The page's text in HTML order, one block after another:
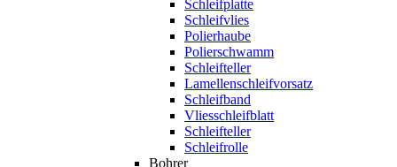
Schleifplatte
Schleifvlies
Polierhaube
Polierschwamm
Schleifteller
Lamellenschleifvorsatz
Schleifband
Vliesschleifblatt
Schleifteller
Schleifrolle
Bohrer